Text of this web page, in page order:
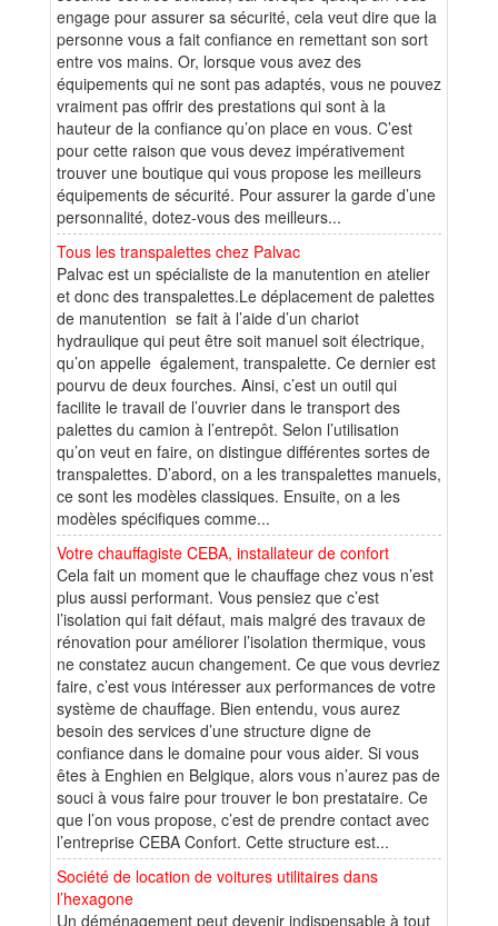
engage pour assurer sa sécurité, cela veut dire que la
personne vous a fait confiance en remettant son sort
entre vos mains. Or, lorsque vous avez des
équipements qui ne sont pas adaptés, vous ne pouvez
vraiment pas offrir des prestations qui sont à la
hauteur de la confiance qu’on place en vous. C’est
pour cette raison que vous devez impérativement
trouver une boutique qui vous propose les meilleurs
équipements de sécurité. Pour assurer la garde d’une
personnalité, dotez-vous des meilleurs...
Tous les transpalettes chez Palvac
Palvac est un spécialiste de la manutention en atelier
et donc des transpalettes.Le déplacement de palettes
de manutention se fait à l’aide d’un chariot
hydraulique qui peut être soit manuel soit électrique,
qu’on appelle également, transpalette. Ce dernier est
pourvu de deux fourches. Ainsi, c’est un outil qui
facilite le travail de l’ouvrier dans le transport des
palettes du camion à l’entrepôt. Selon l’utilisation
qu’on veut en faire, on distingue différentes sortes de
transpalettes. D’abord, on a les transpalettes manuels,
ce sont les modèles classiques. Ensuite, on a les
modèles spécifiques comme...
Votre chauffagiste CEBA, installateur de confort
Cela fait un moment que le chauffage chez vous n’est
plus aussi performant. Vous pensiez que c’est
l’isolation qui fait défaut, mais malgré des travaux de
rénovation pour améliorer l’isolation thermique, vous
ne constatez aucun changement. Ce que vous devriez
faire, c’est vous intéresser aux performances de votre
système de chauffage. Bien entendu, vous aurez
besoin des services d’une structure digne de
confiance dans le domaine pour vous aider. Si vous
êtes à Enghien en Belgique, alors vous n’aurez pas de
souci à vous faire pour trouver le bon prestataire. Ce
que l’on vous propose, c’est de prendre contact avec
l’entreprise CEBA Confort. Cette structure est...
Société de location de voitures utilitaires dans
l’hexagone
Un déménagement peut devenir indispensable à tout